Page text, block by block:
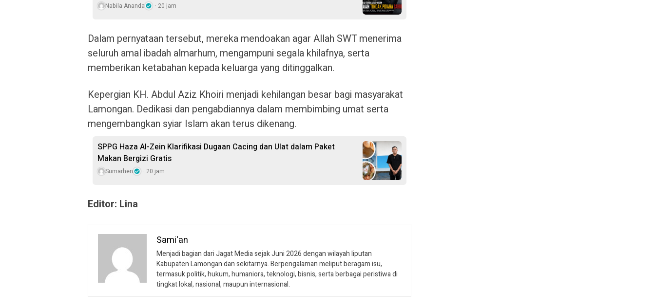
Nabila Ananda 20 jam
Dalam pernyataan tersebut, mereka mendoakan agar Allah SWT menerima
seluruh amal ibadah almarhum, mengampuni segala khilafnya, serta
memberikan ketabahan kepada keluarga yang ditinggalkan.
Kepergian KH. Abdul Aziz Khoiri menjadi kehilangan besar bagi masyarakat
Lamongan. Dedikasi dan pengabdiannya dalam membimbing umat serta
mengembangkan syiar Islam akan terus dikenang.
SPPG Haza Al-Zein Klarifikasi Dugaan Cacing dan Ulat dalam Paket
Makan Bergizi Gratis
Sumarhen 20 jam
Editor: Lina
Sami'an
Menjadi bagian dari Jagat Media sejak Juni 2026 dengan wilayah liputan
Kabupaten Lamongan dan sekitarnya. Berpengalaman meliput beragam isu,
termasuk politik, hukum, humaniora, teknologi, bisnis, serta berbagai peristiwa di
tingkat lokal, nasional, maupun internasional.